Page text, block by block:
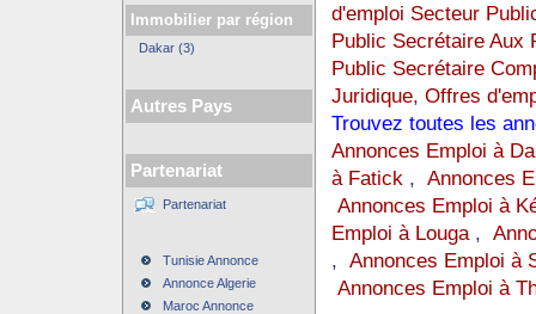
Immobilier par région
Dakar (3)
Autres Pays
Partenariat
Partenariat
Tunisie Annonce
Annonce Algerie
Maroc Annonce
d'emploi Secteur
Public Secrétaire Aux
Public Secrétaire
Juridique, Offres
Trouvez toutes les
Annonces Emploi à
à Fatick, Annonces
Annonces Emploi à
Emploi à Louga,
, Annonces Emploi à
Annonces Emploi à